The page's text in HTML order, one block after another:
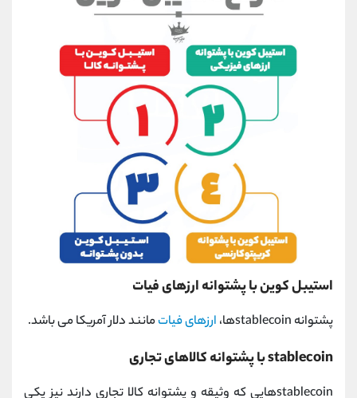
استیبل کوین با پشتوانه ارزهای فیات
پشتوانه stablecoinها، ارزهای فیاتمانند دلار آمریکا می باشد.
stablecoin با پشتوانه کالاهای تجاری
stablecoinهایی که وثیقه و پشتوانه کالا تجاری دارند نیز یکی